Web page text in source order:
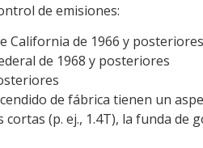
de emisiones:
California de 1966 y posteriores
de 1968 y posteriores
de fábrica tienen un
(p. ej., 1.4T), la funda